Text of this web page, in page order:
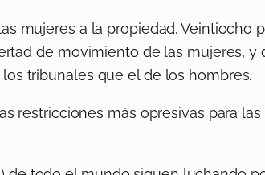
mujeres a la propiedad. Veintiocho
de movimiento de las mujeres,
tribunales que el de los hombres.
restricciones más opresivas para